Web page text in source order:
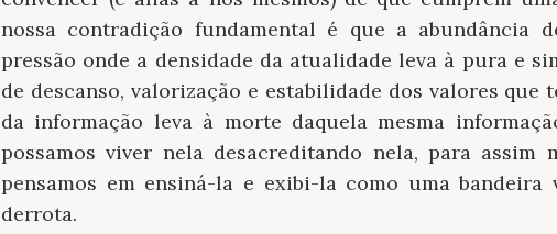
nossa contradição fundamental é que a abundância
pressão onde a densidade da atualidade leva à pura e
de descanso, valorização e estabilidade dos valores
da informação leva à morte daquela mesma
possamos viver nela desacreditando nela, para assim
pensamos em ensiná-la e exibi-la como uma
derrota.